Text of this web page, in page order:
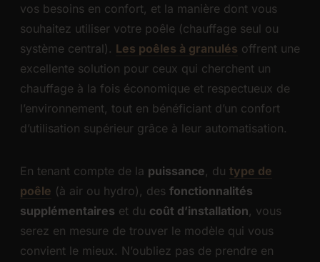
vos besoins en confort, et la manière dont vous
souhaitez utiliser votre poêle (chauffage seul ou
système central). Les poêles à granulés offrent une
excellente solution pour ceux qui cherchent un
chauffage à la fois économique et respectueux de
l’environnement, tout en bénéficiant d’un confort
d’utilisation supérieur grâce à leur automatisation.
En tenant compte de la puissance, du type de
poêle (à air ou hydro), des fonctionnalités
supplémentaires et du coût d’installation, vous
serez en mesure de trouver le modèle qui vous
convient le mieux. N’oubliez pas de prendre en